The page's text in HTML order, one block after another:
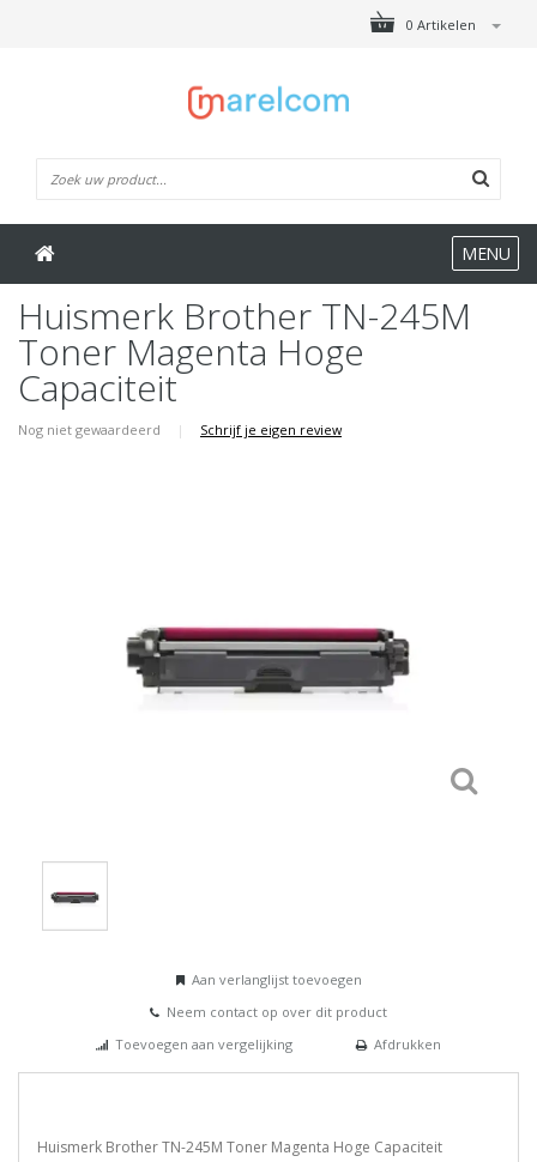
0 Artikelen
MENU
Huismerk Brother TN-245M
Toner Magenta Hoge
Capaciteit
Nog niet gewaardeerd | Schrijf je eigen review
Aan verlanglijst toevoegen
Neem contact op over dit product
Toevoegen aan vergelijking
Afdrukken
Huismerk Brother TN-245M Toner Magenta Hoge Capaciteit